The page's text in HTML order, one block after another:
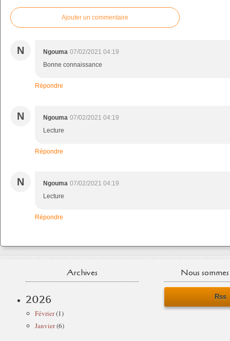
Ajouter un commentaire
N Ngouma 07/02/2021 04:19
Bonne connaissance
Répondre
N Ngouma 07/02/2021 04:19
Lecture
Répondre
N Ngouma 07/02/2021 04:19
Lecture
Répondre
Archives
2026
Février(1)
Janvier(6)
Nous
Rss